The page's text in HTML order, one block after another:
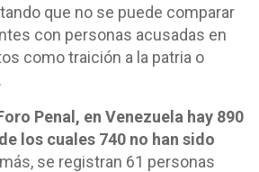
que no se puede comparar
con personas acusadas en
como traición a la patria o
Penal, en Venezuela hay 890
los cuales 740 no han sido
se registran 61 personas